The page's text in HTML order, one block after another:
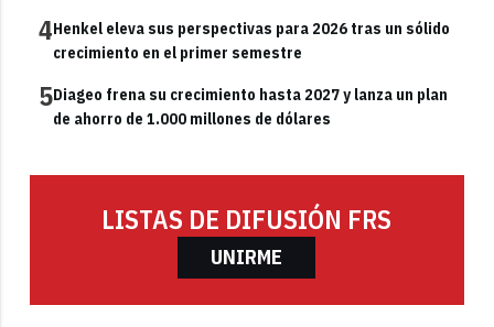
4Henkel eleva sus perspectivas para 2026 tras un sólido
crecimiento en el primer semestre
5Diageo frena su crecimiento hasta 2027 y lanza un plan
de ahorro de 1.000 millones de dólares
LISTAS DE DIFUSIÓN FRS
UNIRME